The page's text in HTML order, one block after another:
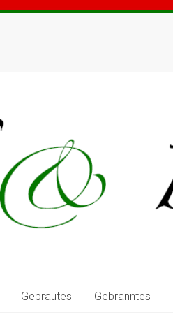
Gebrautes Gebranntes